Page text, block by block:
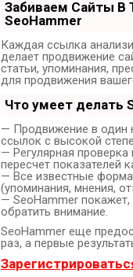
Забиваем Сайты
SeoHammer
Каждая ссылка
делает продвижение
статьи, упоминания,
для продвижения
Что умеет делать
— Продвижение в один
ссылок с высокой
— Регулярная
пересчет показателей
— Все известные
(упоминания, мнения,
— SeoHammer
обратить внимание.
SeoHammer еще
раз, а первые